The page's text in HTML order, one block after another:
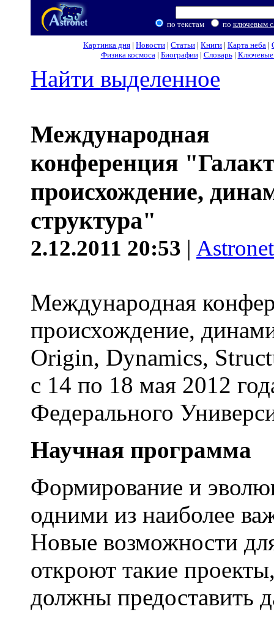
по текстам по ключевым
Картинка дня | Новости | Статьи | Книги | Карта неба |
Физика космоса| Биографии| Словарь| Ключевые
Найти выделенное
Международная
конференция
происхождение,
структура"
2.12.2011 20:53 | Astronet
Международная
происхождение,
Origin, Dynamics,
с 14 по 18 мая 2012
Федерального
Научная программа
Формирование и
одними из наиболее
Новые возможности
откроют такие
должны предоставить